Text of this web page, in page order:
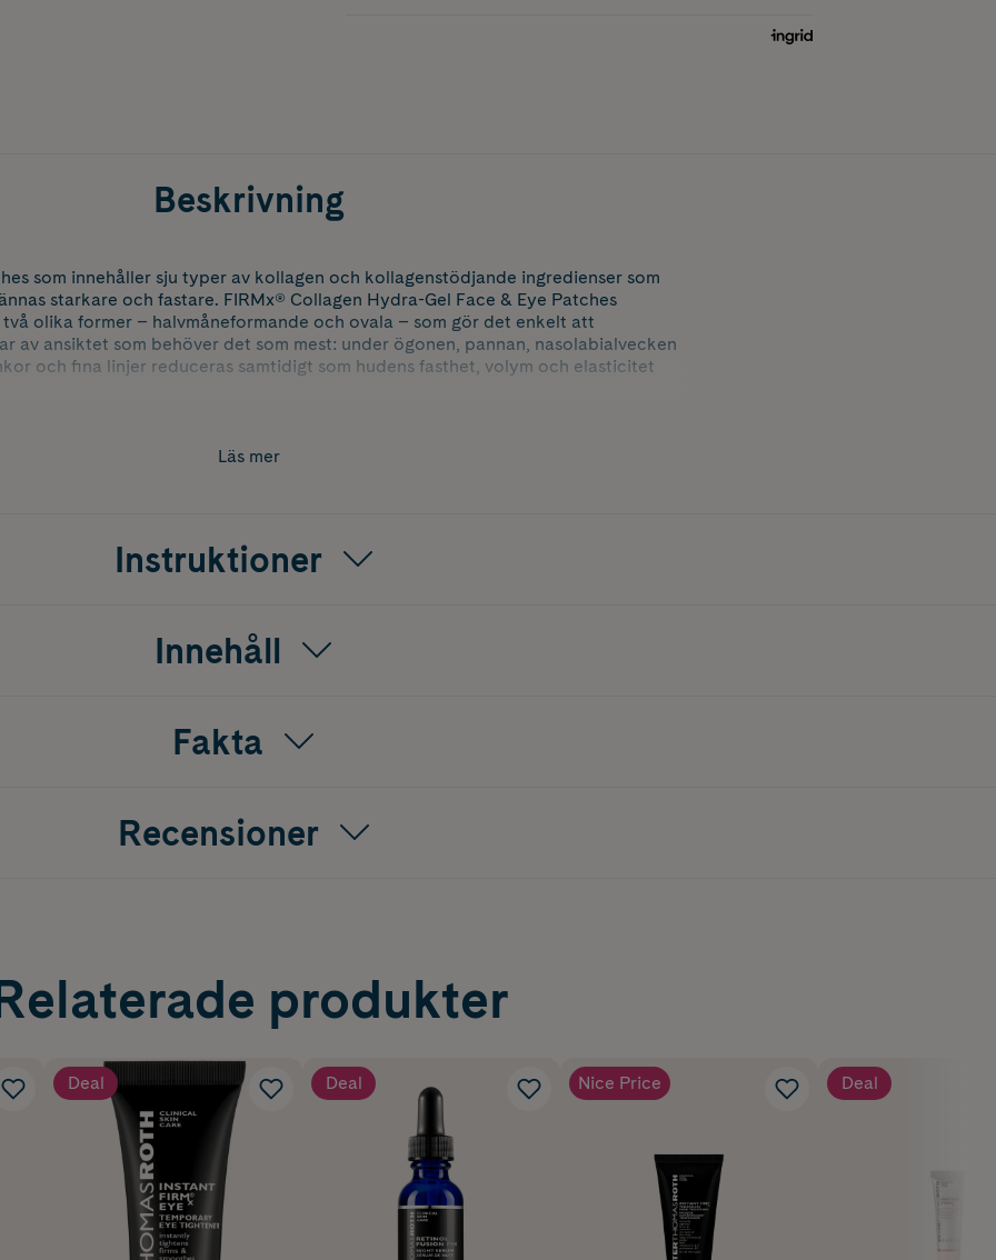
Beskrivning
som innehåller sju typer av kollagen och kollagenstödjande ingredienser som
starkare och fastare. FIRMx® Collagen Hydra-Gel Face & Eye Patches
olika former – halvmåneformande och ovala – som gör det enkelt att
av ansiktet som behöver det som mest: under ögonen, pannan, nasolabialvecken
och fina linjer reduceras samtidigt som hudens fasthet, volym och elasticitet
anti-aging formula med marint kollagen, växtkollagen och hydrolyserat kollagen
på fina linjer och rynkor, samt ger ökad fasthet och elasticitet. Innehåller även
Läs mer
Instruktioner
Innehåll
Fakta
Recensioner
produkter
Deal Deal Nice Price Deal